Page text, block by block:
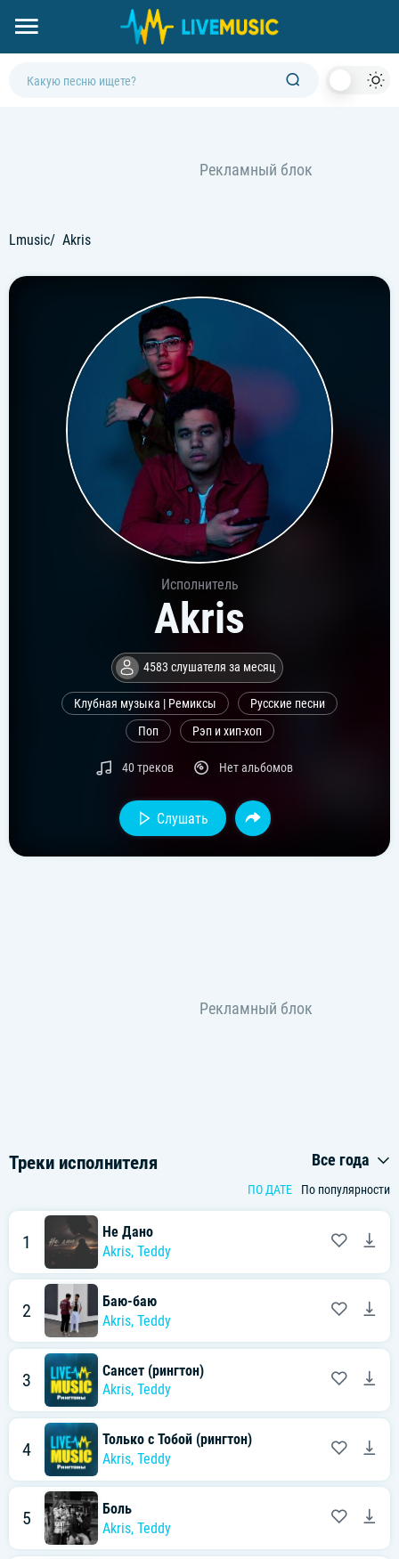
Lmusic Akris
Исполнитель
Akris
4583 слушателя за месяц
Клубная музыка | Ремиксы
Русские песни
Поп
Рэп и хип-хоп
40 треков Нет альбомов
Слушать
Треки исполнителя Все года
ПО ДАТЕ По популярности
1
Не Дано
Akris, Teddy
2
Баю-баю
Akris, Teddy
3
Сансет (рингтон)
Akris, Teddy
4
Только с Тобой (рингтон)
Akris, Teddy
5
Боль
Akris, Teddy